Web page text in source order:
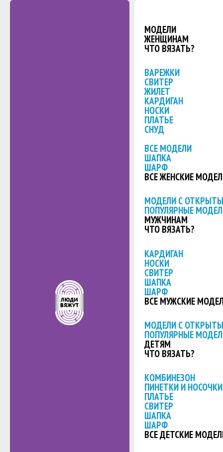
МОДЕЛИ
ЖЕНЩИНАМ
ЧТО ВЯЗАТЬ?
ВАРЕЖКИ
СВИТЕР
ЖИЛЕТ
КАРДИГАН
НОСКИ
ПЛАТЬЕ
СНУД
ВСЕ МОДЕЛИ
ШАПКА
ШАРФ
ВСЕ ЖЕНСКИЕ
МОДЕЛИ С
ПОПУЛЯРНЫЕ
МУЖЧИНАМ
ЧТО ВЯЗАТЬ?
КАРДИГАН
НОСКИ
СВИТЕР
ШАПКА
ШАРФ
ВСЕ МУЖСКИЕ
МОДЕЛИ С
ПОПУЛЯРНЫЕ
ДЕТЯМ
ЧТО ВЯЗАТЬ?
КОМБИНЕЗОН
ПИНЕТКИ И НОСОЧКИ
ПЛАТЬЕ
СВИТЕР
ШАПКА
ШАРФ
ВСЕ ДЕТСКИЕ